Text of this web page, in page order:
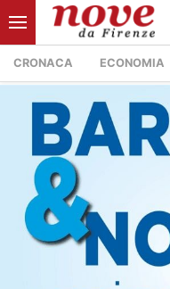
CRONACA ECONOMIA